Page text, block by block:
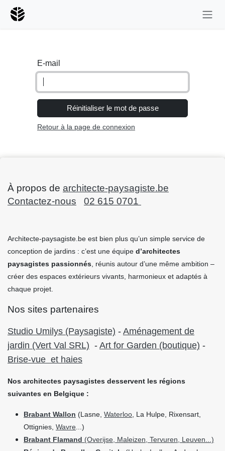
E-mail
Réinitialiser le mot de passe
Retour à la page de connexion
À propos de architecte-paysagiste.be
Contactez-nous
02 615 0701
Architecte-paysagiste.be est bien plus qu’un simple service de
conception de jardins : c’est une équipe d’architectes
paysagistes passionnés , réunis autour d’une même ambition –
créer des espaces extérieurs vivants, harmonieux et adaptés à
chaque projet.
Nos sites partenaires
Studio Umilys (Paysagiste) - Aménagement de
jardin (Vert Val SRL) - Art for Garden (boutique) -
Brise-vue et haies
Nos architectes paysagistes desservent les régions
suivantes en Belgique :
Brabant Wallon (Lasne, Waterloo , La Hulpe, Rixensart,
Ottignies, Wavre ...)
Brabant Flamand (Overijse, Maleizen, Tervuren, Leuven...)